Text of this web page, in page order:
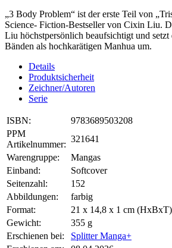
„3 Body Problem“ ist der erste Teil von
Science- Fiction-Bestseller von Cixin Liu.
Liu höchstpersönlich beaufsichtigt und
Bänden als hochkarätigen Manhua um.
Details
Produktsicherheit
Zeichner/Autoren
Serie
ISBN:
9783689503208
PPM
Artikelnummer:
321641
Warengruppe:
Mangas
Einband:
Softcover
Seitenzahl:
152
Abbildungen:
farbig
Format:
21 x 14,8 x 1 cm (HxBxT)
Gewicht:
355 g
Erschienen bei:
Splitter Manga+